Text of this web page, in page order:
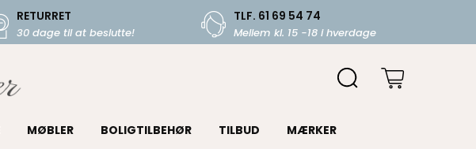
RETURRET
30 dage til at beslutte!
TLF. 61 69 54 74
Mellem kl. 15 -18 i hverdage
MØBLER BOLIGTILBEHØR TILBUD MÆRKER